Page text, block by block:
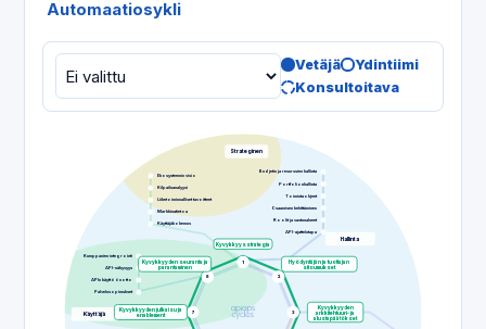
Automaatiosykli
Vetäjä
Ydintiimi
Konsultoitava
Strateginen
Hallinta
Käyttäjä
Käyttäjäkokemus
Markkinatietoa
Liiketoiminnalliset tavoitteet
Kilpailuanalyysi
Ekosysteemin visio
Palvelusopimukset
APIn käyttöönotto
API-näkyvyys
Kumppanien integrointi
API-ajattelutapa
Roolit ja vastuualueet
Osaamisen kehittäminen
Toimintaohjeet
Portfolionhallinta
Budjetin ja resurssien hallinta
1
Kyvykkyysstrategia
2
Hyödyntäjän ja tuottajan
sitoumukset
3
Kyvykkyyden
arkkitehtuuri- ja
alustapäätökset
7
Kyvykkyyden julkaisu ja
enablement
8
Kyvykkyyden seuranta ja
parantaminen